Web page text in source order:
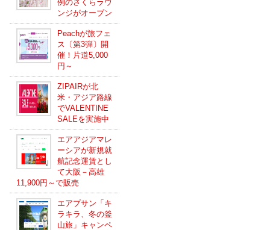
例のさくらラウ
ンジがオープン
Peachが旅フェ
ス〔第3弾〕開
催！片道5,000
円～
ZIPAIRが北
米・アジア路線
でVALENTINE
SALEを実施中
エアアジアマレ
ーシアが新規就
航記念運賃とし
て大阪－高雄
11,900円～で販売
エアプサン「キ
ラキラ、冬の釜
山旅」キャンペ